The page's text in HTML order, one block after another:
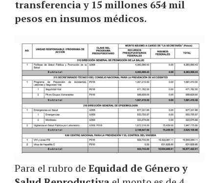
transferencia y 15 millones 654 mil
pesos en insumos médicos.
Para el rubro de Equidad de Género y